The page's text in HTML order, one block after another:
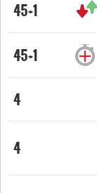
45+1
45+1
4
4